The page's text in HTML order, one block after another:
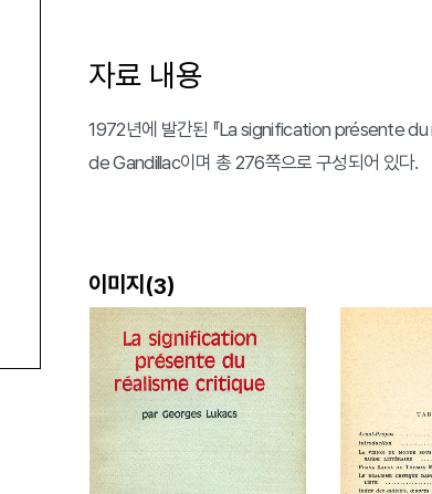
자료 내용
1972년에 발간된 『La signification présente
de Gandillac이며 총 276쪽으로 구성되어 있다.
이미지(3)